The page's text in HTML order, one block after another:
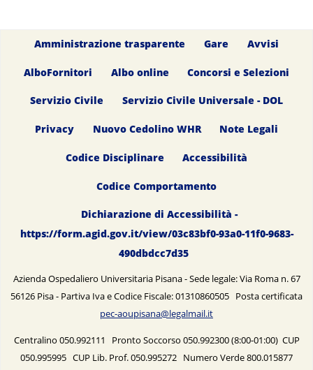
Amministrazione trasparente Gare Avvisi
AlboFornitori Albo online Concorsi e Selezioni
Servizio Civile Servizio Civile Universale - DOL
Privacy Nuovo Cedolino WHR Note Legali
Codice Disciplinare Accessibilità
Codice Comportamento
Dichiarazione di Accessibilità -
https://form.agid.gov.it/view/03c83bf0-93a0-11f0-9683-
490dbdcc7d35
Azienda Ospedaliero Universitaria Pisana - Sede legale: Via Roma n. 67
56126 Pisa - Partiva Iva e Codice Fiscale: 01310860505 Posta certificata
pec-aoupisana@legalmail.it
Centralino 050.992111 Pronto Soccorso 050.992300 (8:00-01:00) CUP
050.995995 CUP Lib. Prof. 050.995272 Numero Verde 800.015877